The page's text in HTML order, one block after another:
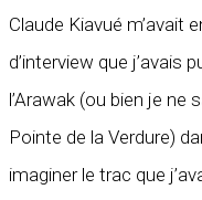
Claude Kiavué m’avait
d’interview que j’avais
l’Arawak (ou bien je ne
Pointe de la Verdure)
imaginer le trac que